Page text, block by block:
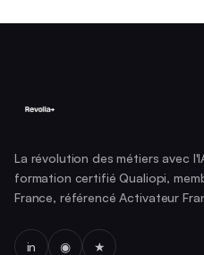
La révolution des métiers avec
formation certifié Qualiopi,
France, référencé Activateur
in ◉ ★